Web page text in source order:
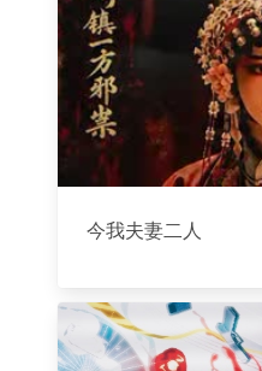
今我夫妻二人